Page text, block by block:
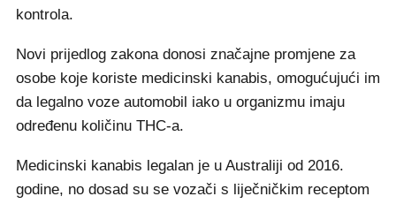
kontrola.
Novi prijedlog zakona donosi značajne promjene za
osobe koje koriste medicinski kanabis, omogućujući im
da legalno voze automobil iako u organizmu imaju
određenu količinu THC-a.
Medicinski kanabis legalan je u Australiji od 2016.
godine, no dosad su se vozači s liječničkim receptom